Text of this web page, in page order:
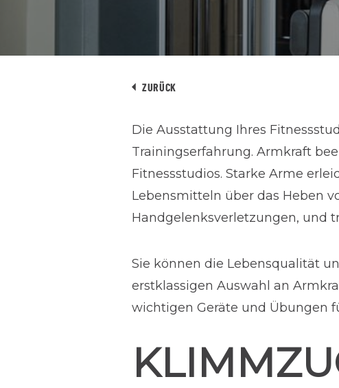
ZURÜCK
Die Ausstattung Ihres
Trainingserfahrung. Armkraft
Fitnessstudios. Starke Arme
Lebensmitteln über das Heben
Handgelenksverletzungen, und
Sie können die Lebensqualität
erstklassigen Auswahl an
wichtigen Geräte und Übungen